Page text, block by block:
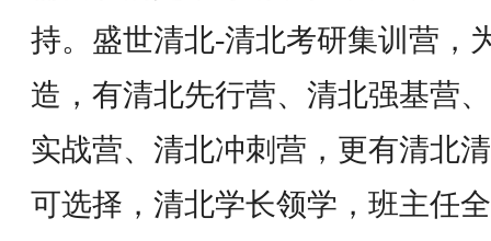
持。盛世清北-清北考研集训营，
造，有清北先行营、清北强基营
实战营、清北冲刺营，更有清北
可选择，清北学长领学，班主任